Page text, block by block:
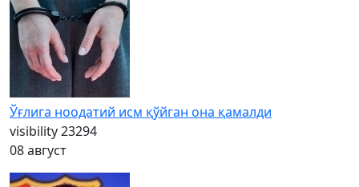
Ўғлига ноодатий исм қўйган она қамалди
visibility23294
08 август